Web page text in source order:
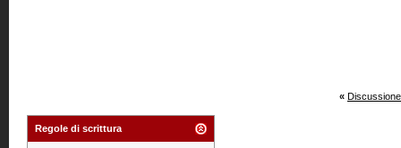
«
Regole di scrittura